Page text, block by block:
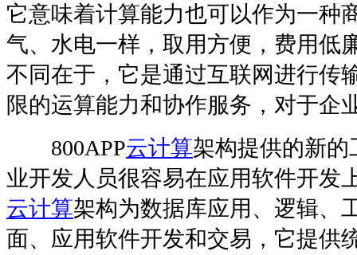
它意味着计算能力也可以作为一种
气、水电一样，取用方便，费用低
不同在于，它是通过互联网进行传
限的运算能力和协作服务，对于企
800APP云计算架构提供的新
业开发人员很容易在应用软件开发
云计算架构为数据库应用、逻辑、
面、应用软件开发和交易，它提供